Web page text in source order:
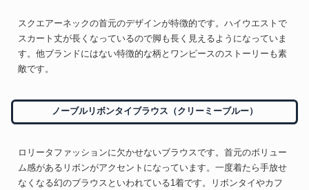
スクエアーネックの首元のデザインが特徴的です。ハイウエストで
スカート丈が長くなっているので脚も長く見えるようになっていま
す。他ブランドにはない特徴的な柄とワンピースのストーリーも素
敵です。
ノーブルリボンタイブラウス（クリーミーブルー）
ロリータファッションに欠かせないブラウスです。首元のボリュー
ム感があるリボンがアクセントになっています。一度着たら手放せ
なくなる幻のブラウスといわれている1着です。リボンタイやカフ